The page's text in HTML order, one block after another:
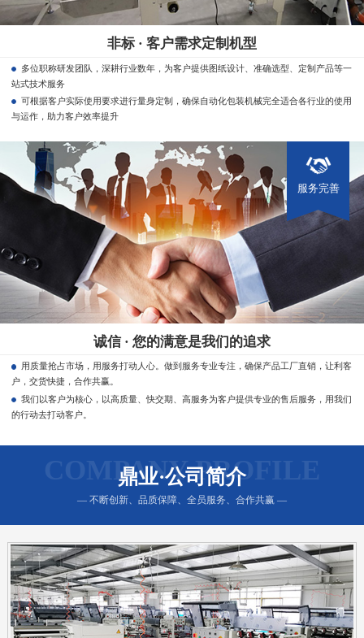
非标 · 客户需求定制机型
多位职称研发团队，深耕行业数年，为客户提供图纸设计、准确选型、定制产品等一
站式技术服务
可根据客户实际使用要求进行量身定制，确保自动化包装机械完全适合各行业的使用
与运作，助力客户效率提升
服务完善
诚信 · 您的满意是我们的追求
用质量抢占市场，用服务打动人心。做到服务专业专注，确保产品工厂直销，让利客
户，交货快捷，合作共赢。
我们以客户为核心，以高质量、快交期、高服务为客户提供专业的售后服务，用我们
的行动去打动客户。
COMPANY PROFILE
鼎业·公司简介
— 不断创新、品质保障、全员服务、合作共赢 —